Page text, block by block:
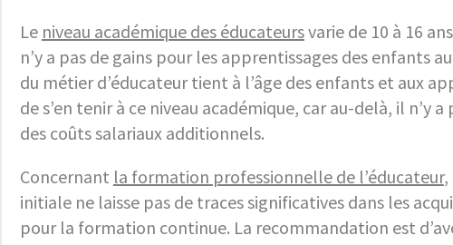
Le niveau académique des éducateursvarie de 10 à 16
n’y a pas de gains pour les apprentissages des enfants
du métier d’éducateur tient à l’âge des enfants et aux
de s’en tenir à ce niveau académique, car au-delà, il n’y
des coûts salariaux additionnels.
Concernant la formation professionnelle de l’éducateur,
initiale ne laisse pas de traces significatives dans les
pour la formation continue. La recommandation est